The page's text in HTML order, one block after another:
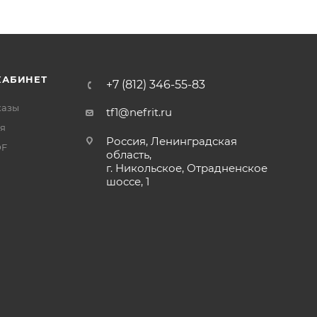
+7 (812) 346-55-83
tf1@nefrit.ru
Россия, Ленинградская
область,
г. Никольское, Отрадненское
шоссе, 1